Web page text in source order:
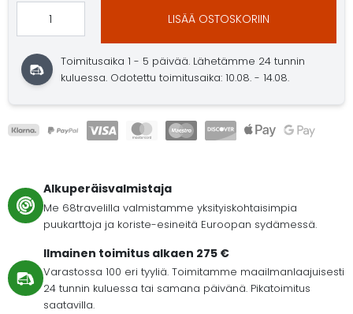
LISÄÄ OSTOSKORIIN
Toimitusaika 1 - 5 päivää. Lähetämme 24 tunnin
kuluessa. Odotettu toimitusaika: 10.08. - 14.08.
Alkuperäisvalmistaja
Me 68travelilla valmistamme yksityiskohtaisimpia
puukarttoja ja koriste-esineitä Euroopan sydämessä.
Ilmainen toimitus alkaen 275 €
Varastossa 100 eri tyyliä. Toimitamme maailmanlaajuisesti
24 tunnin kuluessa tai samana päivänä. Pikatoimitus
saatavilla.